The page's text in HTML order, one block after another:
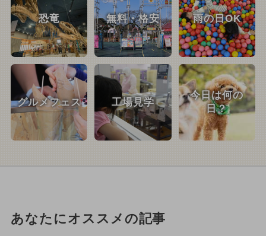
恐竜 無料・格安 雨の日OK
グルメフェス 工場見学
今日は何の
日？
あなたにオススメの記事